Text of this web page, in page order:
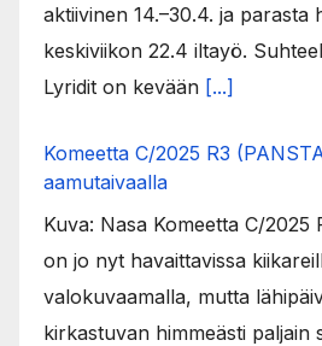
aktiivinen 14.–30.4. ja parasta
keskiviikon 22.4 iltayö.
Lyridit on kevään [...]
Komeetta C/2025 R3
aamutaivaalla
Kuva: Nasa Komeetta C/2025
on jo nyt havaittavissa
valokuvaamalla, mutta
kirkastuvan himmeästi paljain